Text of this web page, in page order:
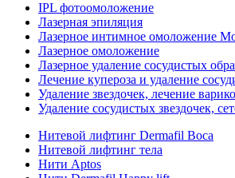
IPL фотоомоложение
Лазерная эпиляция
Лазерное интимное омоложение
Лазерное омоложение
Лазерное удаление сосудистых
Лечение купероза и удаление
Удаление звездочек, лечение
Удаление сосудистых звездочек,
Нитевой лифтинг Dermafil Boca
Нитевой лифтинг тела
Нити Aptos